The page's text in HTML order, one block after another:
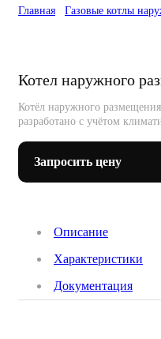
Главная Газовые котлы
Котел наружного
Котёл наружного
разработано с учётом
Запросить цену
Описание
Характеристики
Документация